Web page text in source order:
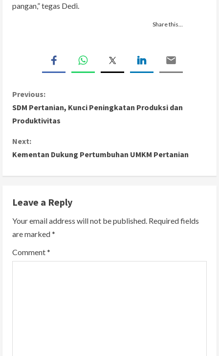
pangan,” tegas Dedi.
Share this…
C
o
n
t
i
n
u
e
R
Previous:
SDM Pertanian, Kunci Peningkatan Produksi dan
Produktivitas
Next:
Kementan Dukung Pertumbuhan UMKM Pertanian
Leave a Reply
Your email address will not be published. Required fields
are marked*
Comment*